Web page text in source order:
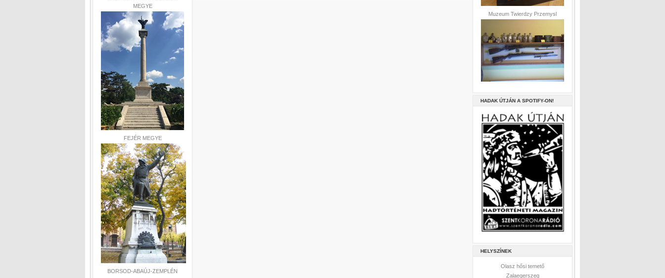
MEGYE
FEJÉR MEGYE
BORSOD-ABAÚJ-ZEMPLÉN
Muzeum Twierdzy Przemysl
HADAK ÚTJÁN A SPOTIFY-ON!
HELYSZÍNEK
Olasz hősi temető
Zalaegerszeg